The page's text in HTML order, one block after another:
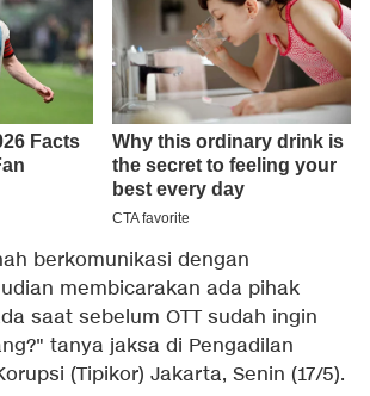
berkomunikasi dengan
membicarakan ada pihak
saat sebelum OTT sudah ingin
tanya jaksa di Pengadilan
(Tipikor) Jakarta, Senin (17/5).